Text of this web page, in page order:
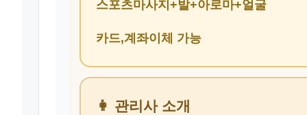
스포츠마사지+발+아로마+얼굴
카드,계좌이체 가능
👩 관리사 소개